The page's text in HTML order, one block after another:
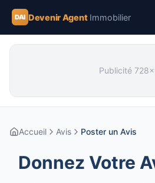
DAI Devenir Agent Immobilier
Publicité 728x
Accueil Avis Poster un Avis
Donnez Votre